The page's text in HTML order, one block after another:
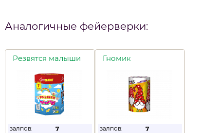
Аналогичные фейерверки:
Резвятся малыши
залпов:
7
Гномик
залпов:
7